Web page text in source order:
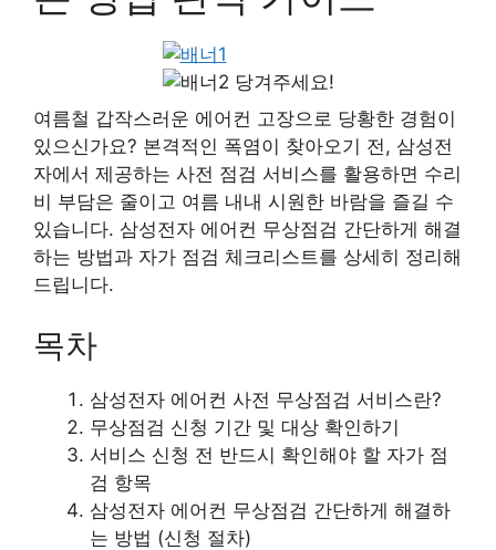
당겨주세요!
여름철 갑작스러운 에어컨 고장으로 당황한 경험이
있으신가요? 본격적인 폭염이 찾아오기 전, 삼성전
자에서 제공하는 사전 점검 서비스를 활용하면 수리
비 부담은 줄이고 여름 내내 시원한 바람을 즐길 수
있습니다. 삼성전자 에어컨 무상점검 간단하게 해결
하는 방법과 자가 점검 체크리스트를 상세히 정리해
드립니다.
목차
삼성전자 에어컨 사전 무상점검 서비스란?
무상점검 신청 기간 및 대상 확인하기
서비스 신청 전 반드시 확인해야 할 자가 점
검 항목
삼성전자 에어컨 무상점검 간단하게 해결하
는 방법 (신청 절차)